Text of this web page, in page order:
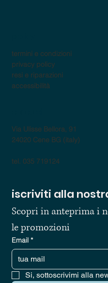
termini e condizioni
privacy policy
resi e riparazioni
accessibilità
Via Ulisse Bellora, 91
24020 Cene BG (italy)
tel. 035 719124
iscriviti alla
Scopri in anteprima i
le promozioni
Email *
Si, sottoscrivimi alla